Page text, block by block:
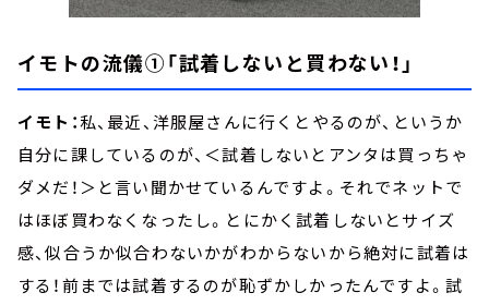
イモトの流儀①「試着しないと買わない！」
イモト：私、最近、洋服屋さんに行くとやるのが、というか
自分に課しているのが、＜試着しないとアンタは買っちゃ
ダメだ！＞と言い聞かせているんですよ。それでネットで
はほぼ買わなくなったし。とにかく試着しないとサイズ
感、似合うか似合わないかがわからないから絶対に試着は
する！前までは試着するのが恥ずかしかったんですよ。試